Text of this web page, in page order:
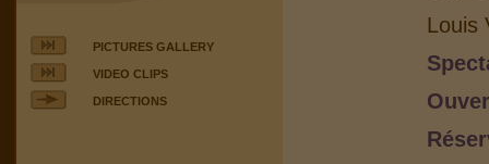
PICTURES GALLERY
VIDEO CLIPS
DIRECTIONS
Louis